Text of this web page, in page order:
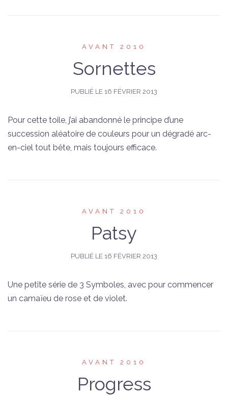
AVANT 2010
Sornettes
PUBLIÉ LE 16 FÉVRIER 2013
Pour cette toile, j’ai abandonné le principe d’une
succession aléatoire de couleurs pour un dégradé arc-
en-ciel tout bête, mais toujours efficace.
AVANT 2010
Patsy
PUBLIÉ LE 16 FÉVRIER 2013
Une petite série de 3 Symboles, avec pour commencer
un camaïeu de rose et de violet.
AVANT 2010
Progress